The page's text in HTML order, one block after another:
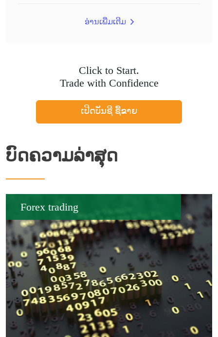
ອ່ານເພີ່ມເຕີມ
Click to Start.
Trade with Confidence
ເປີດບັນຊີ ຊື້ຂາຍ
ບົດຄວາມລ່າສຸດ
Forex trading